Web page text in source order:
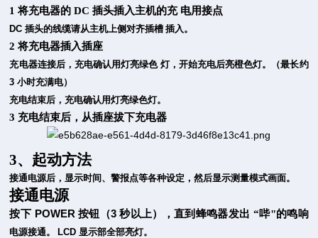
1将充电器的DC插头插入主机的充 电用接点
DC插头的线缆请从主机上侧对齐插槽插入。
2将充电器插入插座
充电器连接后，充电确认用灯亮绿色 灯，开始充电后亮橙色灯。（最长约
3小时充满电）
充电结束后，充电确认用灯亮绿色灯。
3 充电结束后，从插座拔下充电器
3、起动方法
接通电源后，显示时间、警报点等各种设定，然后显示测量模式画面。
接通电源
按下 POWER 按钮（3秒以上），直到蜂鸣器发出 “哔"的鸣响
电源接通。 LCD显示部全部亮灯。